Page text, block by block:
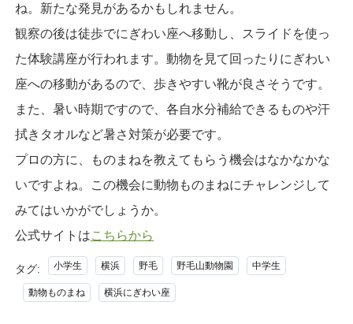
ね。新たな発見があるかもしれません。
観察の後は徒歩でにぎわい座へ移動し、スライドを使っ
た体験講座が行われます。動物を見て回ったりにぎわい
座への移動があるので、歩きやすい靴が良さそうです。
また、暑い時期ですので、各自水分補給できるものや汗
拭きタオルなど暑さ対策が必要です。
プロの方に、ものまねを教えてもらう機会はなかなかな
いですよね。この機会に動物ものまねにチャレンジして
みてはいかがでしょうか。
公式サイトはこちらから
タグ: 小学生 横浜 野毛 野毛山動物園 中学生
動物ものまね 横浜にぎわい座